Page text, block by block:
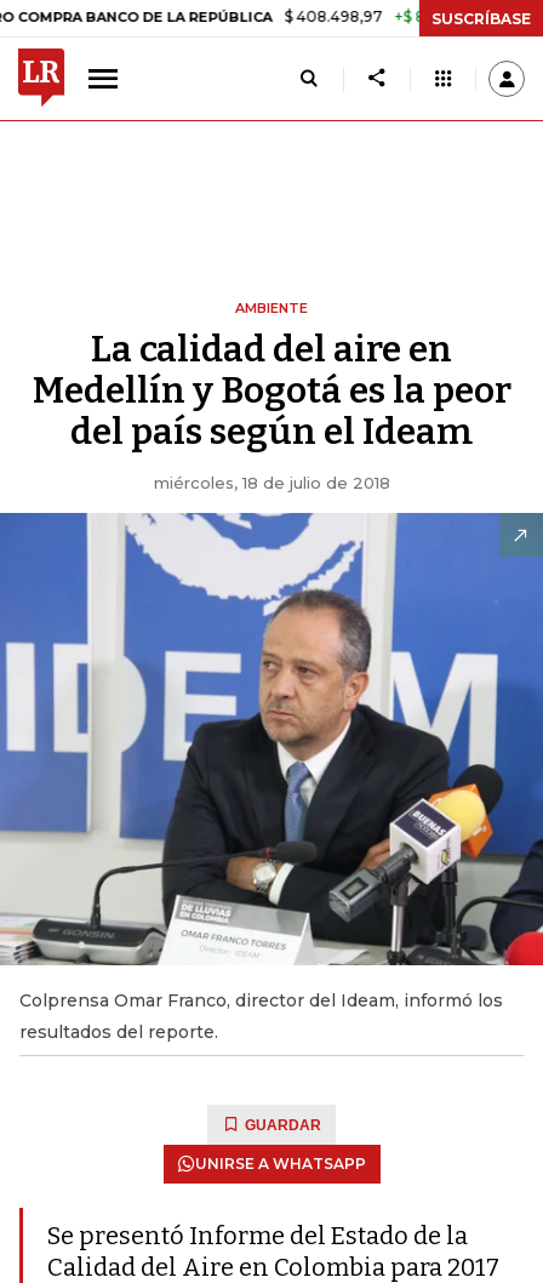
BANCO DE LA REPÚBLICA $ 408.498,97 +$ 8.753,81 +2,19%
SUSCRÍBASE
AMBIENTE
La calidad del aire en
Medellín y Bogotá es la peor
del país según el Ideam
miércoles, 18 de julio de 2018
Colprensa Omar Franco, director del Ideam, informó los
resultados del reporte.
GUARDAR
UNIRSE A WHATSAPP
Se presentó Informe del Estado de la
Calidad del Aire en Colombia para 2017